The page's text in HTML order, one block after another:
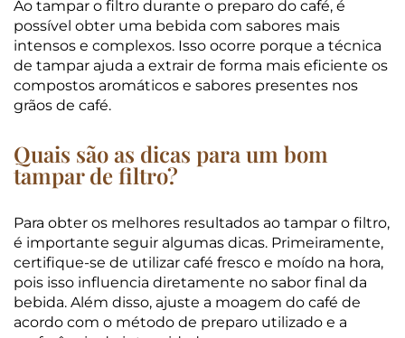
Ao tampar o filtro durante o preparo do café, é
possível obter uma bebida com sabores mais
intensos e complexos. Isso ocorre porque a técnica
de tampar ajuda a extrair de forma mais eficiente os
compostos aromáticos e sabores presentes nos
grãos de café.
Quais são as dicas para um bom
tampar de filtro?
Para obter os melhores resultados ao tampar o filtro,
é importante seguir algumas dicas. Primeiramente,
certifique-se de utilizar café fresco e moído na hora,
pois isso influencia diretamente no sabor final da
bebida. Além disso, ajuste a moagem do café de
acordo com o método de preparo utilizado e a